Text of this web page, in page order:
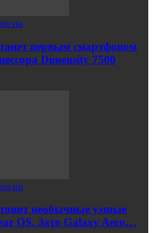
первым смартфоном
Dimensity 7500
необычные умные
OS. Зато Galaxy Aero…